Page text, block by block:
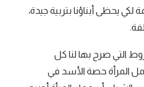
يحظى أبناؤنا بتربية جيدة،
التي صرح بها لنا كل
المرأة حصة الأسد في